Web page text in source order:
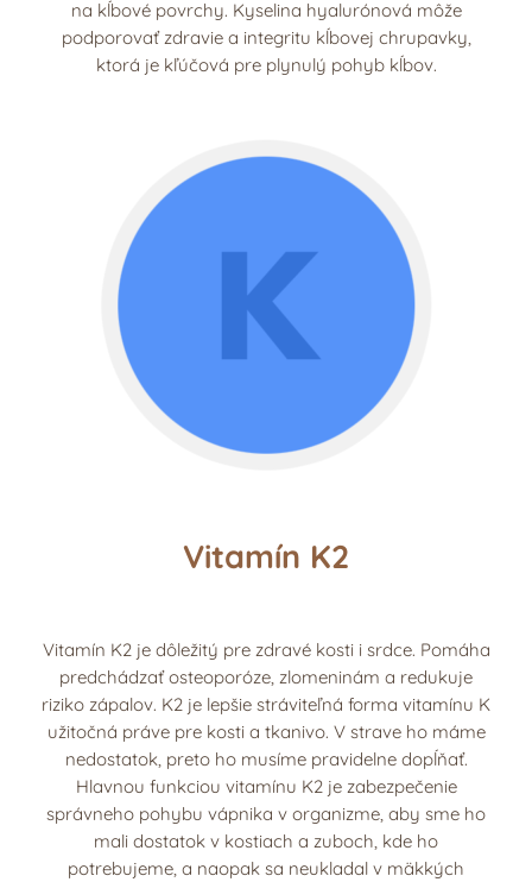
na kĺbové povrchy. Kyselina hyalurónová môže
podporovať zdravie a integritu kĺbovej chrupavky,
ktorá je kľúčová pre plynulý pohyb kĺbov.
Vitamín K2
Vitamín K2 je dôležitý pre zdravé kosti i srdce. Pomáha
predchádzať osteoporóze, zlomeninám a redukuje
riziko zápalov. K2 je lepšie stráviteľná forma vitamínu K
užitočná práve pre kosti a tkanivo. V strave ho máme
nedostatok, preto ho musíme pravidelne dopĺňať.
Hlavnou funkciou vitamínu K2 je zabezpečenie
správneho pohybu vápnika v organizme, aby sme ho
mali dostatok v kostiach a zuboch, kde ho
potrebujeme, a naopak sa neukladal v mäkkých